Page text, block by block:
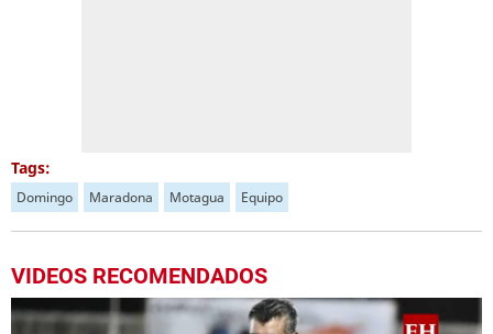
Tags:
Domingo Maradona Motagua Equipo
VIDEOS RECOMENDADOS